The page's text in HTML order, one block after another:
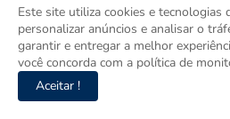
Este site utiliza cookies e tecnologias
personalizar anúncios e analisar o
garantir e entregar a melhor
você concorda com a política de
Aceitar !